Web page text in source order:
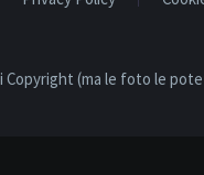
Copyright (ma le foto le